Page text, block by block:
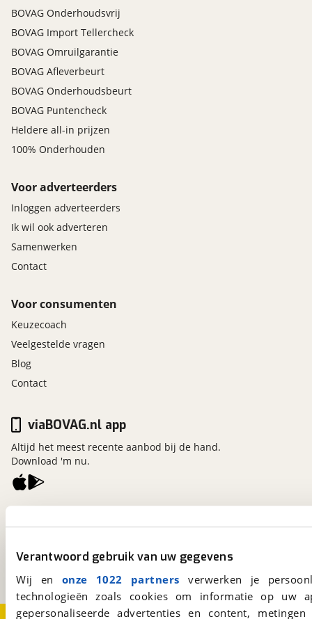
Verantwoord gebruik van uw gegevens
Wij en onze 1022 partners verwerken je
technologieën zoals cookies om informatie op
gepersonaliseerde advertenties en content,
BOVAG Onderhoudsvrij
BOVAG Import Tellercheck
BOVAG Omruilgarantie
BOVAG Afleverbeurt
BOVAG Onderhoudsbeurt
BOVAG Puntencheck
Heldere all-in prijzen
100% Onderhouden
Voor adverteerders
Inloggen adverteerders
Ik wil ook adverteren
Samenwerken
Contact
Voor consumenten
Keuzecoach
Veelgestelde vragen
Blog
Contact
Een initiatief van
viaBOVAG.nl app
Altijd het meest recente aanbod bij de hand.
Download 'm nu.